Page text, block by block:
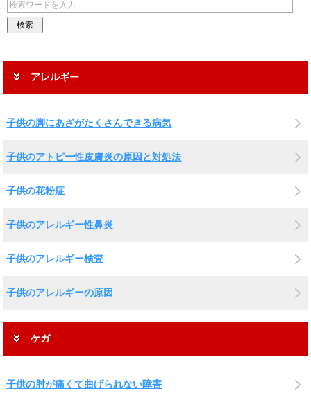
アレルギー
子供の脚にあざがたくさんできる病気
子供のアトピー性皮膚炎の原因と対処法
子供の花粉症
子供のアレルギー性鼻炎
子供のアレルギー検査
子供のアレルギーの原因
ケガ
子供の肘が痛くて曲げられない障害